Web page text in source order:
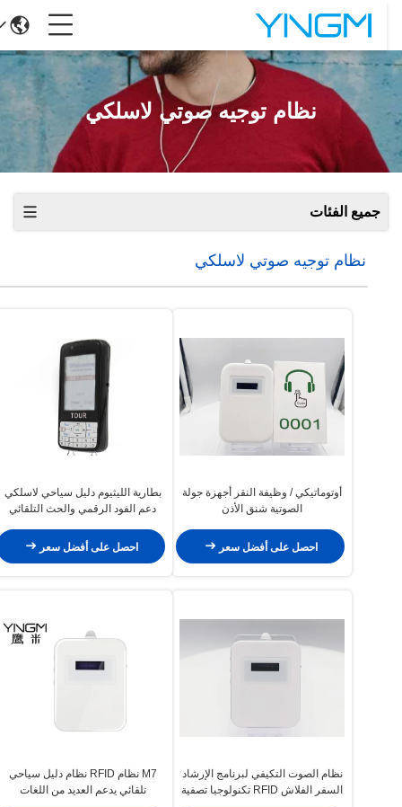
نظام توجيه صوتي لاسلكي
جميع الفئات
نظام توجيه صوتي لاسلكي
أوتوماتيكي / وظيفة النقر أجهزة جولة
الصوتية شنق الأذن
احصل على أفضل سعر
بطارية الليثيوم دليل سياحي لاسلكي
دعم الفود الرقمي والحث التلقائي
احصل على أفضل سعر
نظام الصوت التكيفي لبرنامج الإرشاد
السفر الفلاش RFID تكنولوجيا تصفية
M7 نظام RFID نظام دليل سياحي
تلقائي يدعم العديد من اللغات